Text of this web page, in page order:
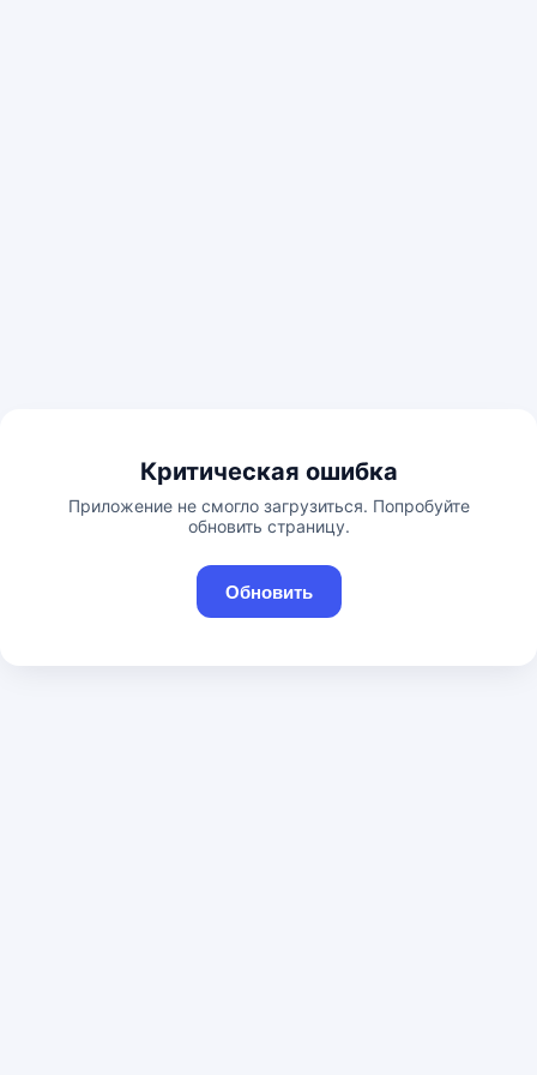
Критическая ошибка
Приложение не смогло загрузиться. Попробуйте
обновить страницу.
Обновить